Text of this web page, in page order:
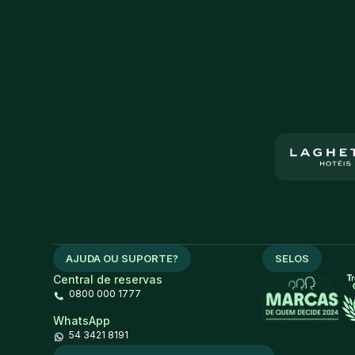
AJUDA OU SUPORTE?
Central de reservas
0800 000 1777
WhatsApp
54 3421 8191
SELOS